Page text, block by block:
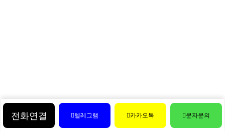
전화연결 텔레그램 카카오톡 문자문의